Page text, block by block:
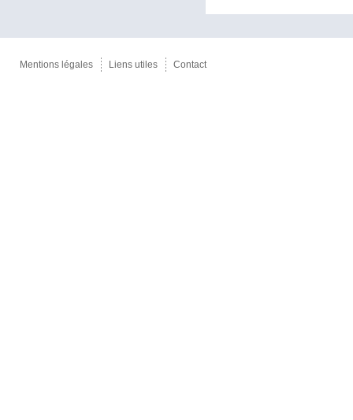
Mentions légales Liens utiles Contact